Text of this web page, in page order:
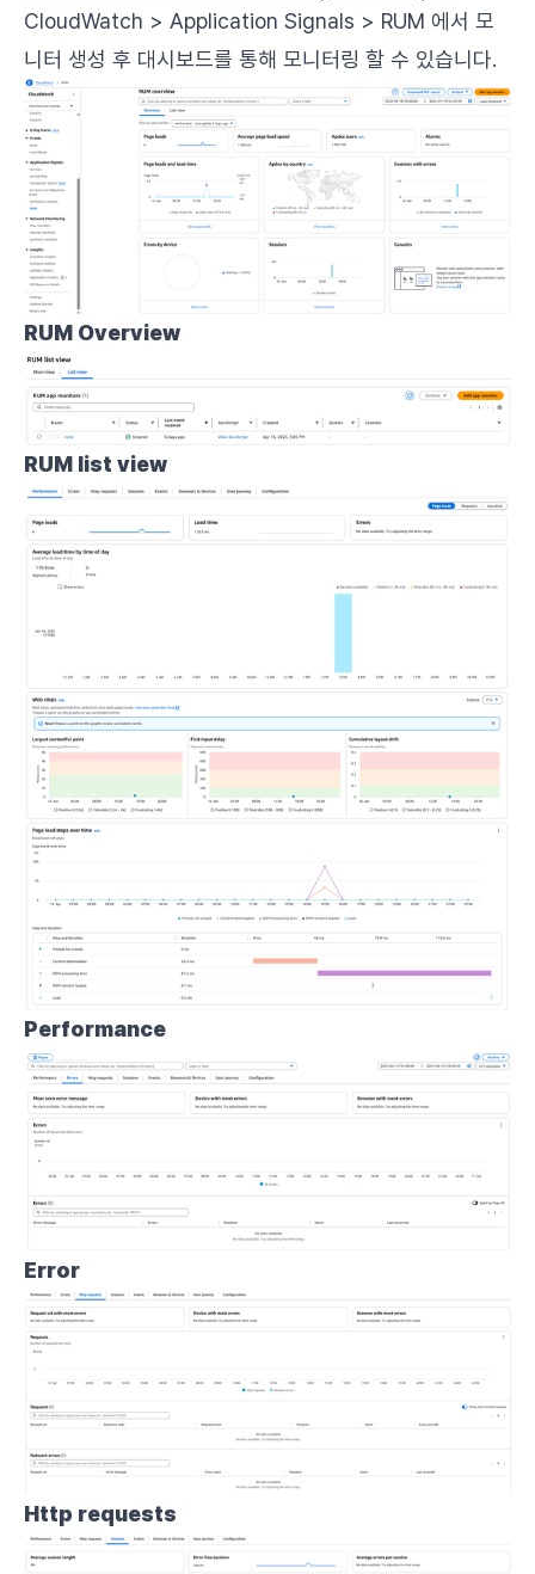
CloudWatch > Application Signals > RUM 에서 모
니터 생성 후 대시보드를 통해 모니터링 할 수 있습니다.
RUM Overview
RUM list view
Performance
Error
Http requests